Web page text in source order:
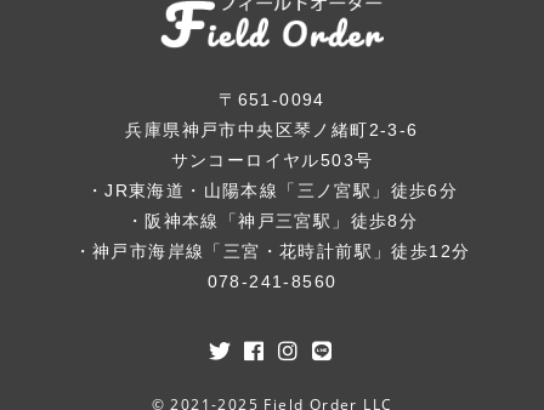
〒651-0094
兵庫県神戸市中央区琴ノ緒町2-3-6
サンコーロイヤル503号
・JR東海道・山陽本線「三ノ宮駅」徒歩6分
・阪神本線「神戸三宮駅」徒歩8分
・神戸市海岸線「三宮・花時計前駅」徒歩12分
078-241-8560
© 2021-2025 Field Order LLC